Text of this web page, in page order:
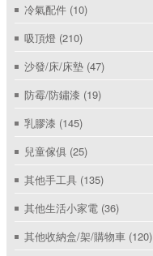
冷氣配件 (10)
吸頂燈 (210)
沙發/床/床墊 (47)
防霉/防鏽漆 (19)
乳膠漆 (145)
兒童傢俱 (25)
其他手工具 (135)
其他生活小家電 (36)
其他收納盒/架/購物車 (120)